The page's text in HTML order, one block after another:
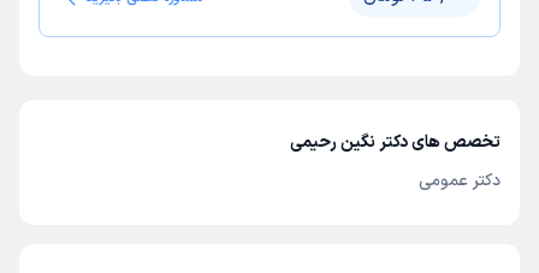
تخصص های دکتر نگین رحیمی
دکتر عمومی